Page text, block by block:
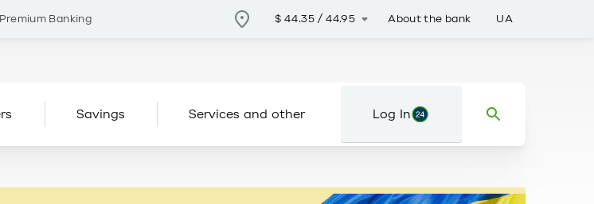
Premium Banking $44.35 /44.95 About the bank UA
Savings Services and other Log In